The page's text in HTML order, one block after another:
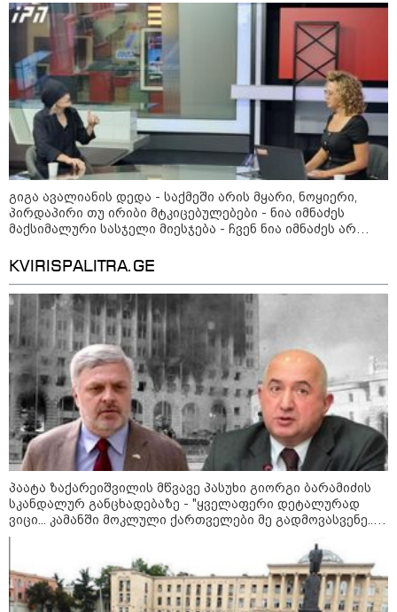
დადგომამდე
ფული ამ ზოდიაქოს ნიშნების
ხელში აღმოჩნდება: ვინ
გამდიდრდება?
როგორ ჩავიცვათ 40 წლის
შემდეგ: მილიონერების
სტილისტის 8 ოქროს წესი და
აუცილებელი სამოსი
მსოფლიო
არასდროს მინახავს და არც რაიმე ფაქტი ვიცი
გიგა ავალიანის დედა - საქმეში არის მყარი, ნოყიერი,
პირდაპირი თუ ირიბი მტკიცებულებები - ნია იმნაძეს
მაქსიმალური სასჯელი მიესჯება - ჩვენ ნია იმნაძეს არ
დაკვეთაა, ჩვენ ვამბობთ, წაქეზებას, მანიპულირებას
KVIRISPALITRA.GE
პაატა ზაქარეიშვილის მწვავე პასუხი გიორგი ბარამიძის
სკანდალურ განცხადებაზე - "ყველაფერი დეტალურად
ვიცი... კამანში მოკლული ქართველები მე გადმოვასვენე...
ბარამიძე კი ტყუის"